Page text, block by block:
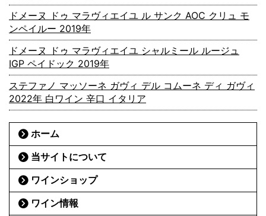
ドメーヌ ドゥ マラヴィエイユ ル サンク AOC クリュ モ
ンペイルー 2019年
ドメーヌ ドゥ マラヴィエイユ シャルミール ルージュ
IGP ペイドック 2019年
ステファノ マッソーネ ガヴィ デル コムーネ ディ ガヴィ
2022年 白ワイン 辛口 イタリア
ホーム
当サイトについて
ワインショップ
ワイン情報